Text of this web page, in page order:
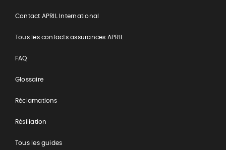
Contact APRIL International
Tous les contacts assurances APRIL
FAQ
Glossaire
Réclamations
Résiliation
Tous les guides